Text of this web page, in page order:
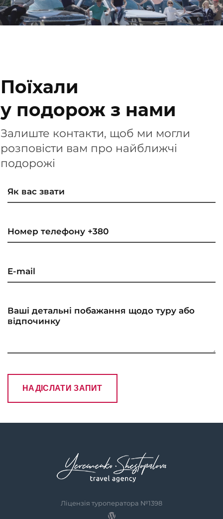
Поїхали
у подорож з нами
Залиште контакти, щоб ми могли
розповісти вам про найближчі
подорожі
Ліцензія туроператора №1398